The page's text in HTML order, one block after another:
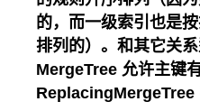
的，而一级索引也是
排列的）。和其它关系
MergeTree 允许主键
ReplacingMergeTree